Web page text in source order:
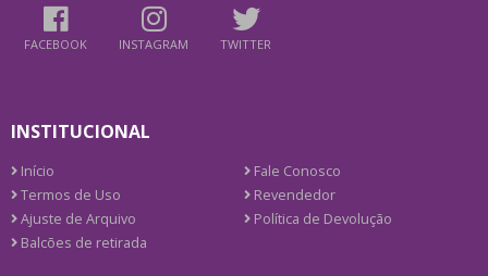
FACEBOOK INSTAGRAM TWITTER
INSTITUCIONAL
Início
Fale Conosco
Termos de Uso
Revendedor
Ajuste de Arquivo
Política de Devolução
Balcões de retirada